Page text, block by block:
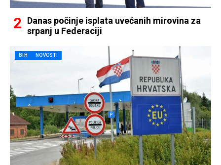
Danas počinje isplata uvećanih mirovina za
srpanj u Federaciji
BIH NOVOSTI